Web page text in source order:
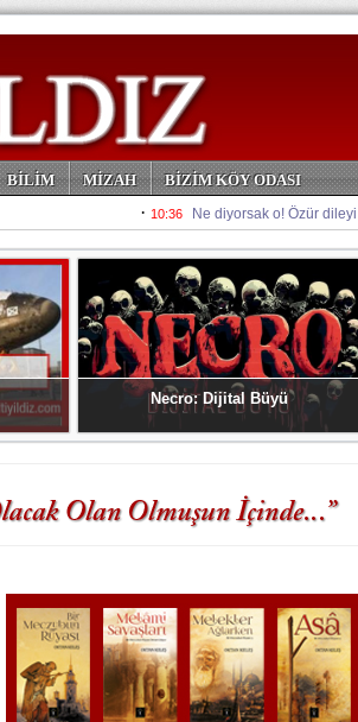
BİLİM MİZAH
BİZİM KÖY ODASI
Necro: Dijital Büyü